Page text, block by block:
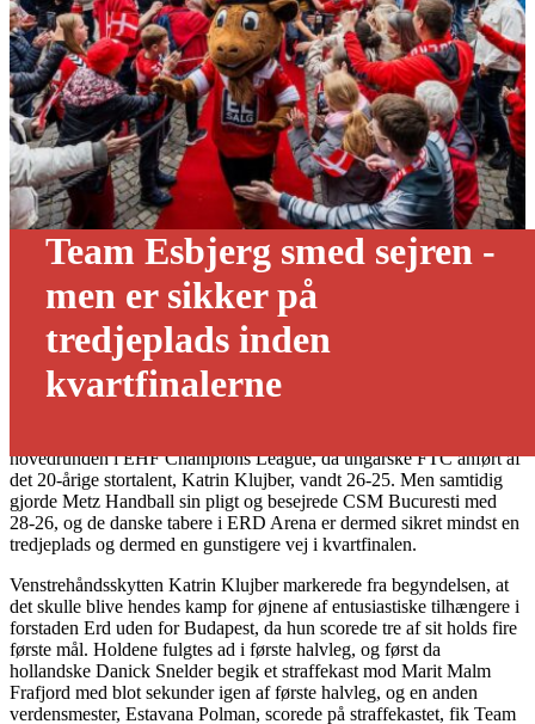
Team Esbjerg smed sejren -
men er sikker på
tredjeplads inden
kvartfinalerne
01/03 - 2020
hovedrunden i EHF Champions League, da ungarske FTC anført af
det 20-årige stortalent, Katrin Klujber, vandt 26-25. Men samtidig
gjorde Metz Handball sin pligt og besejrede CSM Bucuresti med
28-26, og de danske tabere i ERD Arena er dermed sikret mindst en
tredjeplads og dermed en gunstigere vej i kvartfinalen.
Venstrehåndsskytten Katrin Klujber markerede fra begyndelsen, at
det skulle blive hendes kamp for øjnene af entusiastiske tilhængere i
forstaden Erd uden for Budapest, da hun scorede tre af sit holds fire
første mål. Holdene fulgtes ad i første halvleg, og først da
hollandske Danick Snelder begik et straffekast mod Marit Malm
Frafjord med blot sekunder igen af første halvleg, og en anden
verdensmester, Estavana Polman, scorede på straffekastet, fik Team